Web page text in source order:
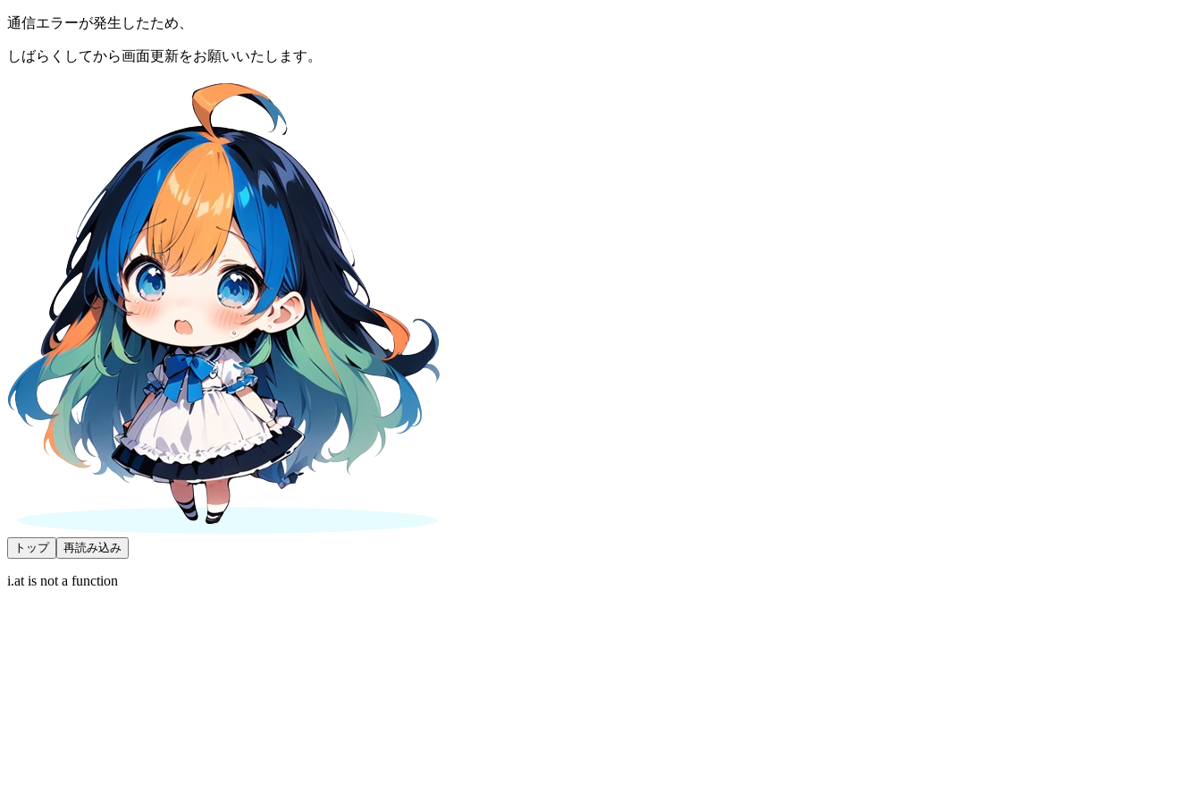
通信エラーが発生したため、
しばらくしてから画面更新をお願いいたします。
トップ 再読み込み
i.at is not a function